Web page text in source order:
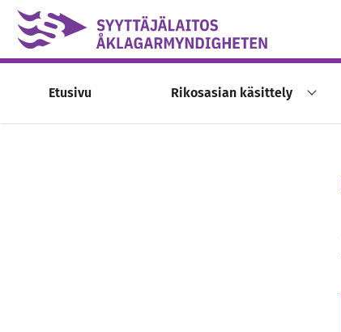
Skip to content -saavutettavuusohje
Etusivu Rikosasian käsittely